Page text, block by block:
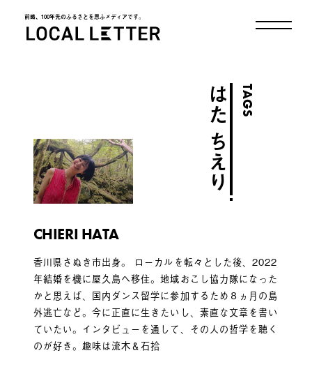
前略、100年先のふるさとを思ふメディアです。
TAGS
はた ちえり
CHIERI HATA
香川県さぬき市出身。 ローカルを転々とした後、2022
年結婚を機に屋久島へ移住。地域おこし協力隊になった
かと思えば、国内ダンス留学に参加するため８ヵ月の島
外逃亡など。今に正直に生きたいし、素直な文章を書い
ていたい。インタビューを通して、その人の哲学を聴く
のが好き。趣味は流木＆石拾